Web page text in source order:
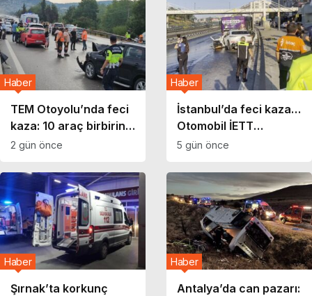
TEM Otoyolu’nda feci
kaza: 10 araç birbirine
girdi!
Haber
2 gün önce
İstanbul’da feci kaza…
Otomobil İETT
otobüsüne çarptı
Haber
5 gün önce
Şırnak’ta korkunç
Haber
Antalya’da can pazarı:
Haber